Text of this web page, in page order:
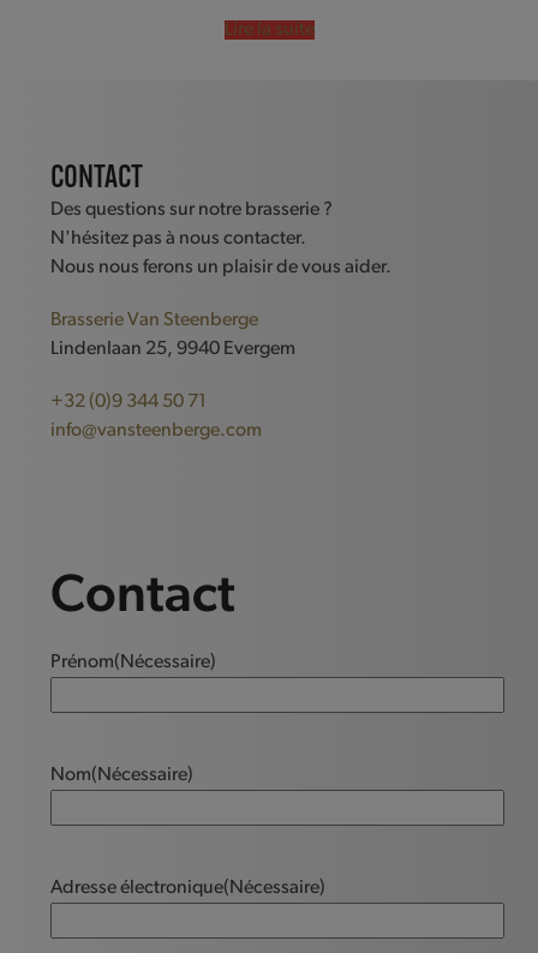
Lire la suite
CONTACT
Des questions sur notre brasserie ?
N'hésitez pas à nous contacter.
Nous nous ferons un plaisir de vous aider.
Brasserie Van Steenberge
Lindenlaan 25, 9940 Evergem
+32 (0)9 344 50 71
info@vansteenberge.com
Contact
Prénom(Nécessaire)
Nom(Nécessaire)
Adresse électronique(Nécessaire)